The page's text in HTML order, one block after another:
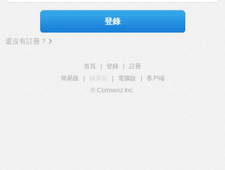
登錄
還沒有註冊？
首頁 登錄
註冊
簡易版
觸屏版 電腦版
客戶端
© Comsenz Inc.